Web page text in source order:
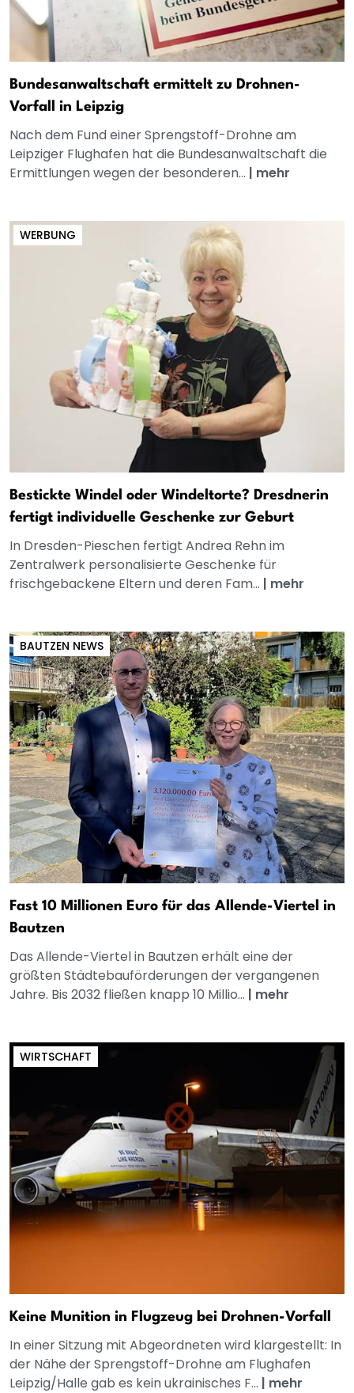
Bundesanwaltschaft ermittelt zu Drohnen-
Vorfall in Leipzig
Nach dem Fund einer Sprengstoff-Drohne am
Leipziger Flughafen hat die Bundesanwaltschaft die
Ermittlungen wegen der besonderen... | mehr
WERBUNG
Bestickte Windel oder Windeltorte? Dresdnerin
fertigt individuelle Geschenke zur Geburt
In Dresden-Pieschen fertigt Andrea Rehn im
Zentralwerk personalisierte Geschenke für
frischgebackene Eltern und deren Fam... | mehr
BAUTZEN NEWS
Fast 10 Millionen Euro für das Allende-Viertel in
Bautzen
Das Allende-Viertel in Bautzen erhält eine der
größten Städtebauförderungen der vergangenen
Jahre. Bis 2032 fließen knapp 10 Millio... | mehr
WIRTSCHAFT
Keine Munition in Flugzeug bei Drohnen-Vorfall
In einer Sitzung mit Abgeordneten wird klargestellt: In
der Nähe der Sprengstoff-Drohne am Flughafen
Leipzig/Halle gab es kein ukrainisches F... | mehr